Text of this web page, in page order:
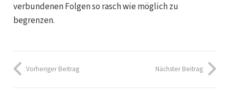
verbundenen Folgen so rasch wie möglich zu
begrenzen.
Vorheriger Beitrag Nächster Beitrag